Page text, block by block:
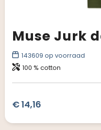
Muse Jurk
143609 op voorraad
100 % cotton
€ 14,16